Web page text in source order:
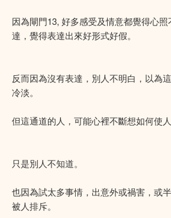
因為閘門13, 好多感受及情意都覺得心
達，覺得表達出來好形式好假。
反而因為沒有表達，別人不明白，以為
冷淡。
但這通道的人，可能心裡不斷想如何使人
只是別人不知道。
也因為試太多事情，出意外或禍害，或
被人排斥。